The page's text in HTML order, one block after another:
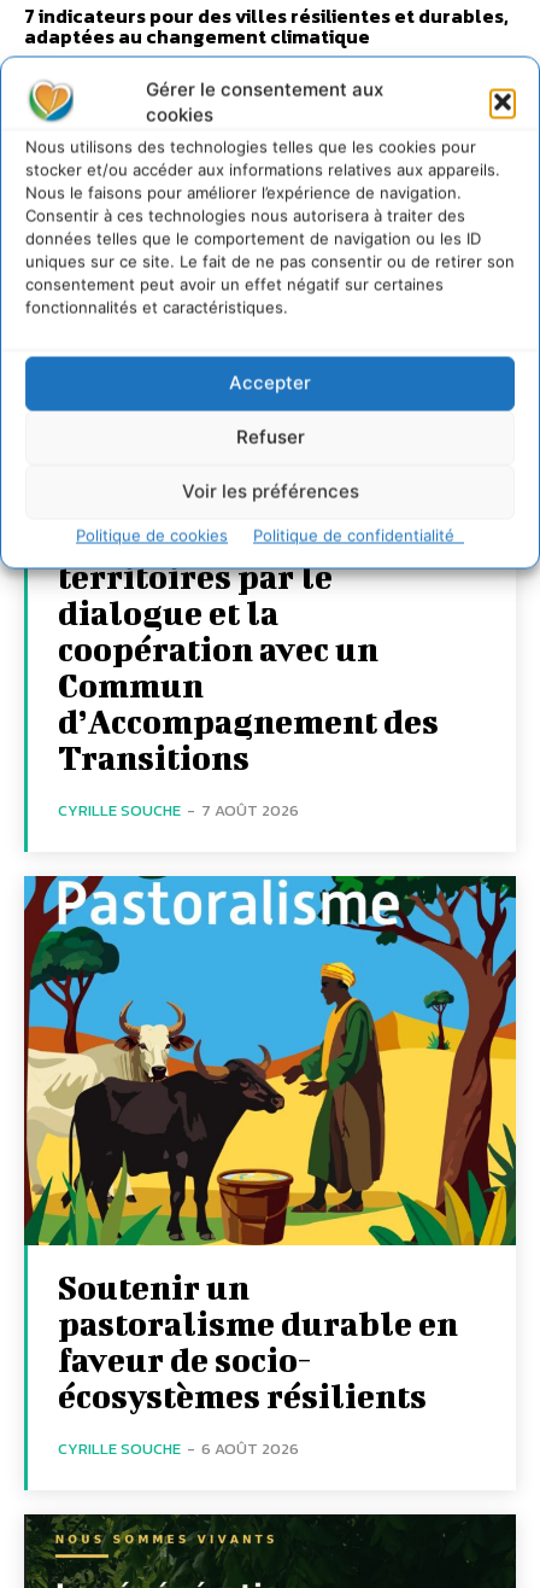
Gérer le consentement aux
cookies
Nous utilisons des technologies telles que les cookies pour
stocker et/ou accéder aux informations relatives aux appareils.
Nous le faisons pour améliorer l’expérience de navigation.
Consentir à ces technologies nous autorisera à traiter des
données telles que le comportement de navigation ou les ID
uniques sur ce site. Le fait de ne pas consentir ou de retirer son
consentement peut avoir un effet négatif sur certaines
fonctionnalités et caractéristiques.
Accepter
Refuser
Voir les préférences
Politique de cookies Politique de confidentialité
7 indicateurs pour des villes résilientes et durables,
adaptées au changement climatique
27 juillet 2026
Transformer les
territoires par le
dialogue et la
coopération avec un
Commun
d’Accompagnement des
Transitions
CYRILLE SOUCHE - 7 AOÛT 2026
Soutenir un
pastoralisme durable en
faveur de socio-
écosystèmes résilients
CYRILLE SOUCHE - 6 AOÛT 2026